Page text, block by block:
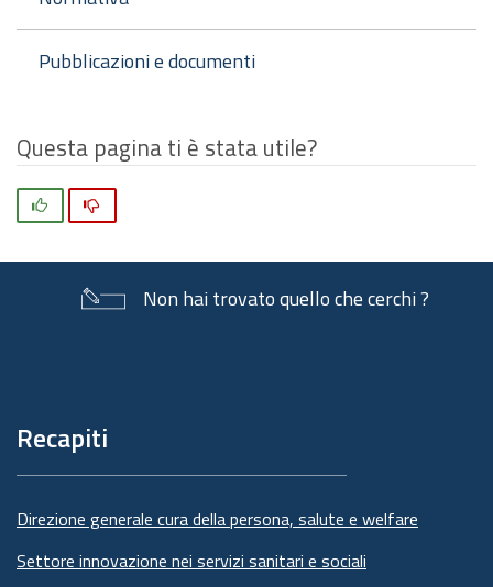
Pubblicazioni e documenti
Questa pagina ti è stata utile?
Non hai trovato quello che cerchi ?
pagina
Recapiti
Direzione generale cura della persona, salute e welfare
Settore innovazione nei servizi sanitari e sociali